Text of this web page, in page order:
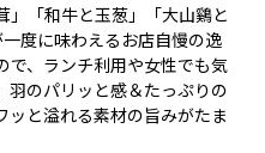
」「和牛と玉葱」「大山鷄と
度に味わえるお店自慢の逸
で、ランチ利用や女性でも気
羽のパリッと感＆たっぷりの
と溢れる素材の旨みがたま